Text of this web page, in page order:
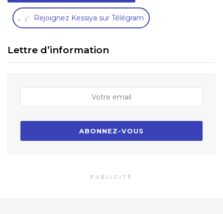
, Rejoignez Kessiya sur Télégram
Lettre d’information
PUBLICITÉ